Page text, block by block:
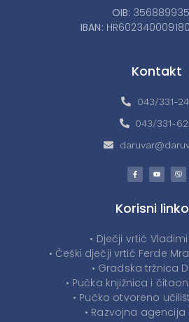
OIB:
IBAN:
Kontakt
043/331-
043/331-
Korisni
• Dječji vrtić
• Češki dječji vrtić Ferde
• Gradska tržnica
• Pučka knjižnica i
• Pučko otvoreno
• Razvojna